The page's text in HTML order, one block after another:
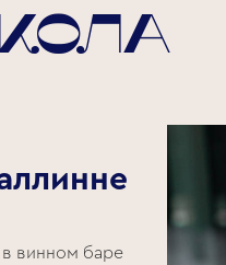
винном баре